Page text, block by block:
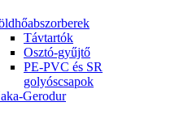
Távtartók
Osztó-gyűjtő
PE-PVC és SR
golyóscsapok
Gerodur